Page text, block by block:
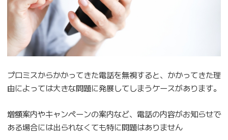
プロミスからかかってきた電話を無視すると、かかってきた理
由によっては大きな問題に発展してしまうケースがあります。
増額案内やキャンペーンの案内など、電話の内容がお知らせで
ある場合には出られなくても特に問題はありません